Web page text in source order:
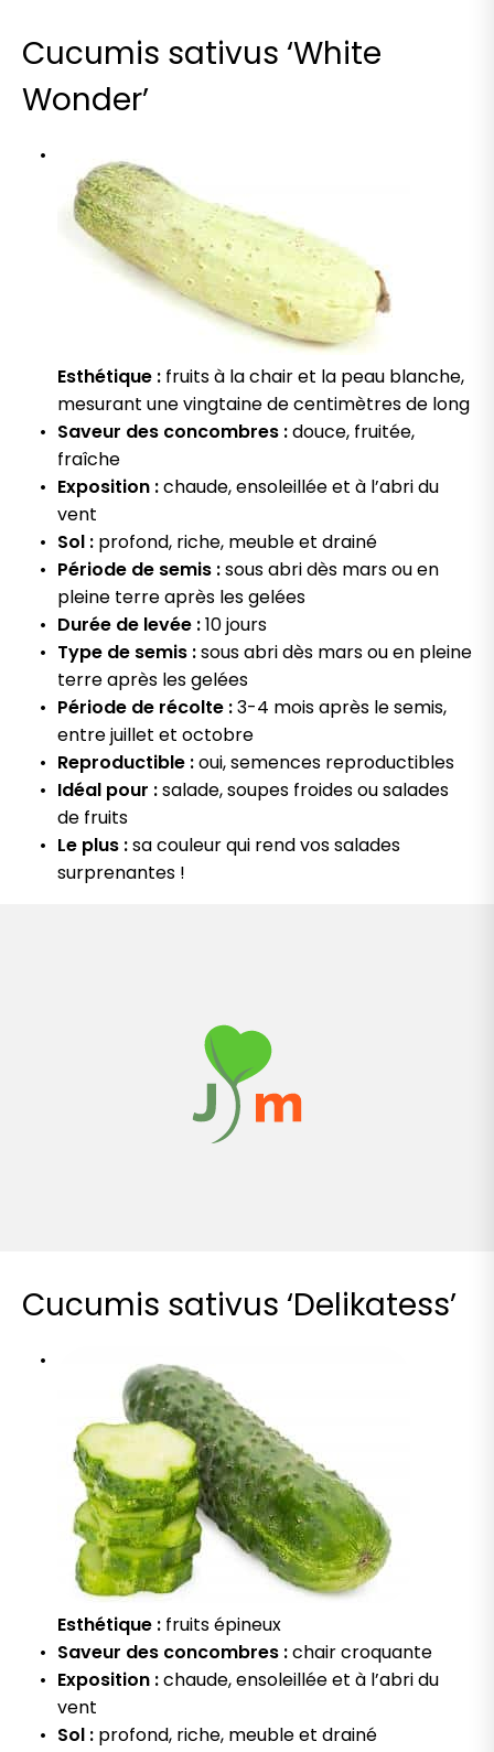
Cucumis sativus ‘White
Wonder’
Esthétique : fruits à la chair et la peau blanche,
mesurant une vingtaine de centimètres de long
Saveur des concombres :douce, fruitée,
fraîche
Exposition :chaude, ensoleillée et à l’abri du
vent
Sol : profond, riche, meuble et drainé
Période de semis :sous abri dès mars ou en
pleine terre après les gelées
Durée de levée :10 jours
Type de semis :sous abri dès mars ou en pleine
terre après les gelées
Période de récolte :3-4 mois après le semis,
entre juillet et octobre
Reproductible :oui, semences reproductibles
Idéal pour :salade, soupes froides ou salades
de fruits
Le plus :sa couleur qui rend vos salades
surprenantes !
Cucumis sativus ‘Delikatess’
Esthétique : fruits épineux
Saveur des concombres :chair croquante
Exposition :chaude, ensoleillée et à l’abri du
vent
Sol : profond, riche, meuble et drainé